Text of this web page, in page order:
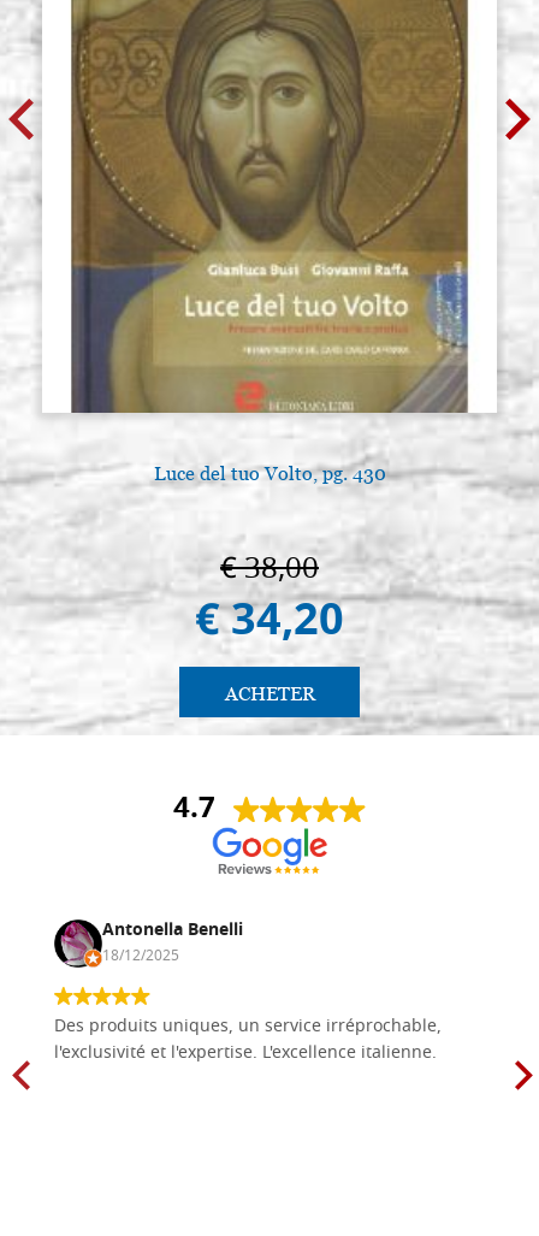
Luce del tuo Volto, pg. 430
€ 38,00
€ 34,20
ACHETER
4.7
Antonella Benelli
18/12/2025
Des produits uniques, un service irréprochable,
l'exclusivité et l'expertise. L'excellence italienne.